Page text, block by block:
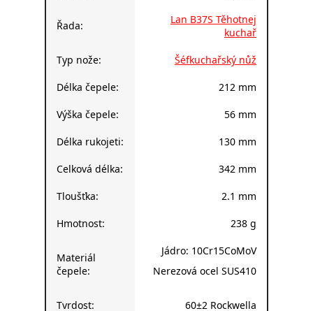
Řada:
Lan B37S Těhotnej
kuchař
Typ nože: Šéfkuchařský nůž
Délka čepele: 212 mm
Výška čepele: 56 mm
Délka rukojeti: 130 mm
Celková délka: 342 mm
Tloušťka: 2.1 mm
Hmotnost: 238 g
Materiál
čepele:
Jádro: 10Cr15CoMoV
Nerezová ocel SUS410
Tvrdost: 60±2 Rockwella